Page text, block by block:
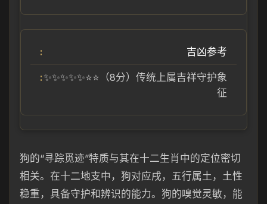
吉凶参考
✨✨✨✨✨⭐⭐（8分）传统上属吉祥守护象
征
狗的“寻踪觅迹”特质与其在十二生肖中的定位密切
相关。在十二地支中，狗对应戌，五行属土，土性
稳重，具备守护和辨识的能力。狗的嗅觉灵敏，能